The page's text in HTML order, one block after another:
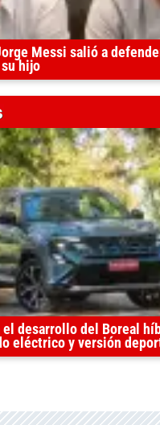
Messi salió a
hijo
el desarrollo del Boreal
eléctrico y versión